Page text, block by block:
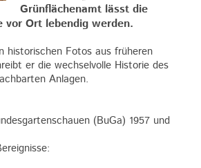
Grünflächenamt lässt die
vor Ort lebendig werden.
historischen Fotos aus früheren
er die wechselvolle Historie des
Anlagen.
(BuGa) 1957 und